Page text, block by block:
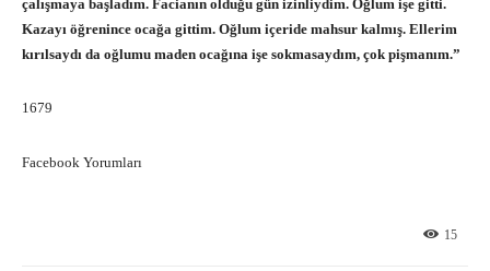
çalışmaya başladım. Facianın olduğu gün izinliydim. Oğlum işe gitti.
Kazayı öğrenince ocağa gittim. Oğlum içeride mahsur kalmış. Ellerim
kırılsaydı da oğlumu maden ocağına işe sokmasaydım, çok pişmanım.”
1679
Facebook Yorumları
15